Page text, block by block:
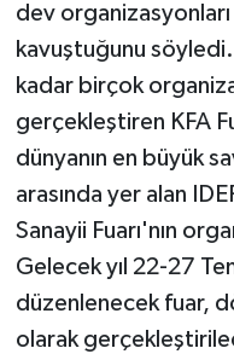
dev
kavuştuğunu
kadar birçok
gerçekleştiren KFA
dünyanın en büyük
arasında yer alan
Sanayii Fuarı'nın
Gelecek yıl 22-27
düzenlenecek fuar,
olarak